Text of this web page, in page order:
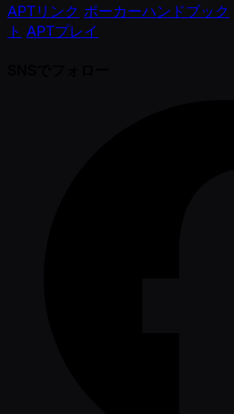
APTリンク ポーカーハンドブック
ト APTプレイ